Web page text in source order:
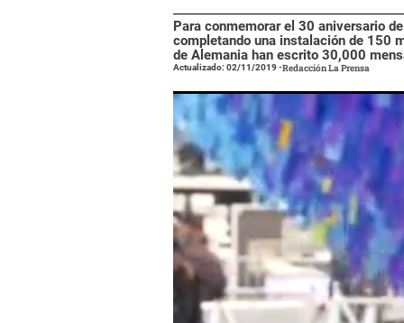
Para conmemorar el 30 aniversario
completando una instalación de 150
de Alemania han escrito 30,000
Actualizado: 02/11/2019-Redacción La Prensa